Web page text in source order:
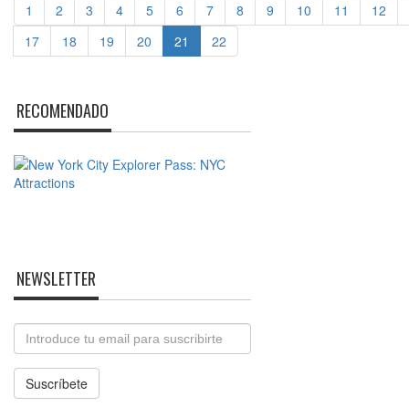
1 2 3 4 5 6 7 8 9 10 11
12
17
18 19 20 21 22
RECOMENDADO
NEWSLETTER
Email
Suscríbete